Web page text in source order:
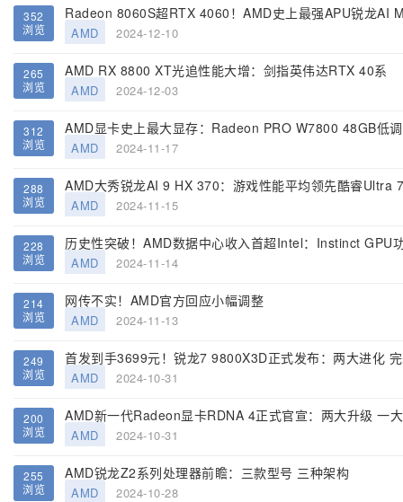
352
浏览
AMD 2024-12-10
265
浏览
AMD RX 8800 XT光追性能大增：剑指英伟达RTX 40系
AMD 2024-12-03
312
浏览
AMD显卡史上最大显存：Radeon PRO W7800 48GB低
AMD 2024-11-17
288
浏览
AMD大秀锐龙AI 9 HX 370：游戏性能平均领先酷睿Ultra
AMD 2024-11-15
228
浏览
历史性突破！AMD数据中心收入首超Intel：Instinct GPU
AMD 2024-11-14
214
浏览
网传不实！AMD官方回应小幅调整
AMD 2024-11-13
249
浏览
首发到手3699元！锐龙7 9800X3D正式发布：两大进化
AMD 2024-10-31
200
浏览
AMD新一代Radeon显卡RDNA 4正式官宣：两大升级 一
AMD 2024-10-31
255
浏览
AMD锐龙Z2系列处理器前瞻：三款型号 三种架构
AMD 2024-10-28